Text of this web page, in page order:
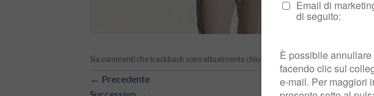
Sia commenti che trackback sono attualmente chiusi.
← Precedente
Successivo
→